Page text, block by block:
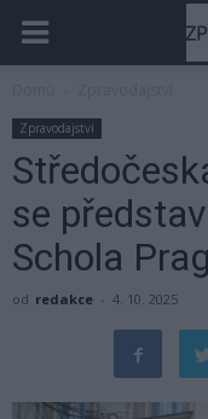
Zpravodajství
se
Schola
od redakce - 4. 10. 2025